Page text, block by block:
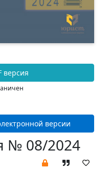
версия
версии
№ 08/2024